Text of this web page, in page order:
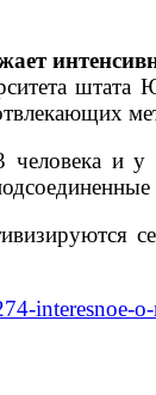
человека и
interesnoe-